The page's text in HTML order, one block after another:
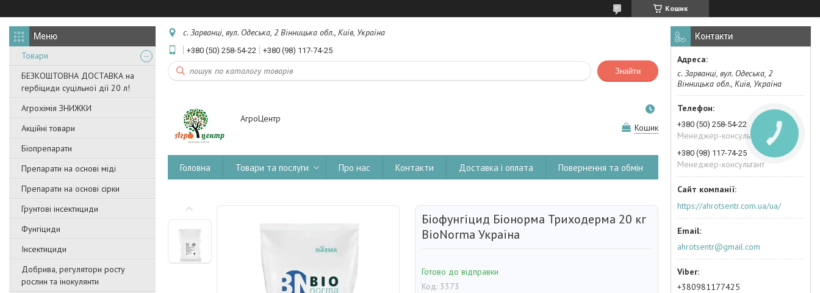
Кошик
Товари
БЕЗКОШТОВНА ДОСТАВКА на
гербіциди суцільної дії 20 л!
Агрохімія ЗНИЖКИ
Акційні товари
Біопрепарати
Препарати на основі міді
Препарати на основі сірки
Грунтові інсектициди
Фунгіциди
Інсектициди
Добрива, регулятори росту
рослин та інокулянти
с. Зарванці, вул. Одеська, 2 Вінницька обл., Київ, Україна
+380 (50) 258-54-22 +380 (98) 117-74-25
Знайти
АгроЦентр
Кошик
Головна Товари та послуги Про нас Контакти Доставка і оплата Повернення та обмін
Біофунгіцид Біонорма Триходерма 20 кг
BioNorma Україна
Готово до відправки
Код: 3373
Контакти
с. Зарванці, вул. Одеська, 2
Вінницька обл., Київ, Україна
+380 (50) 258-54-22
Менеджер-консультант
+380 (98) 117-74-25
Менеджер-консультант
https://ahrotsentr.com.ua/ua/
ahrotsentr@gmail.com
+380981177425
КНОПКА
ЗВ'ЯЗКУ